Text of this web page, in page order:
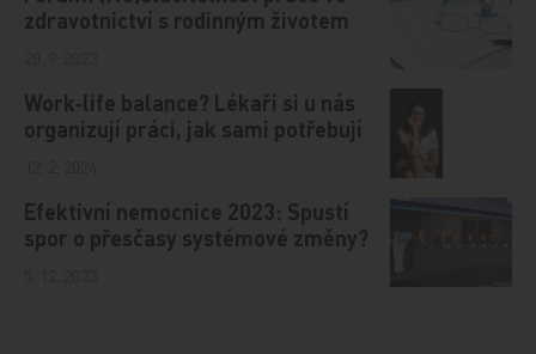
zdravotnictví s rodinným životem
Work‑life balance? Lékaři si u nás
organizují práci, jak sami potřebují
Efektivní nemocnice 2023: Spustí
spor o přesčasy systémové změny?